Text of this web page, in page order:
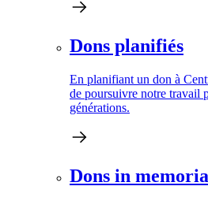
Dons planifiés
En planifiant un don à
de poursuivre notre travail
générations.
Dons in